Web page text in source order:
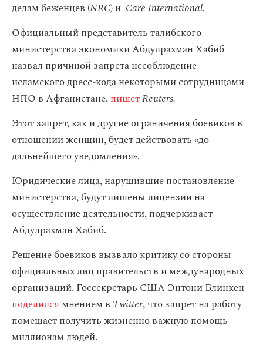
делам беженцев (NRC) и Care International.
Официальный представитель талибского
министерства экономики Абдулрахман Хабиб
назвал причиной запрета несоблюдение
исламскогодресс-кода некоторыми сотрудницами
НПО в Афганистане,пишетReuters.
Этот запрет, как и другие ограничения боевиков в
отношении женщин, будет действовать «‎до
дальнейшего уведомления».
Юридические лица, нарушившие постановление
министерства, будут лишены лицензии на
осуществление деятельности, подчеркивает
Абдулрахман Хабиб.
Решение боевиков вызвало критику со стороны
официальных лиц правительств и международных
организаций. Госсекретарь США Энтони Блинкен
поделился мнением в Twitter, что запрет на работу
помешает получить жизненно важную помощь
миллионам людей.